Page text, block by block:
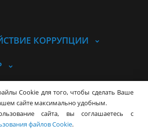
КОРРУПЦИИ
города
Контакты Карта сайта
Красный
Cookie для того, чтобы сделать Ваше
сайте максимально удобным.
сайта, вы соглашаетесь с
файлов Cookie.